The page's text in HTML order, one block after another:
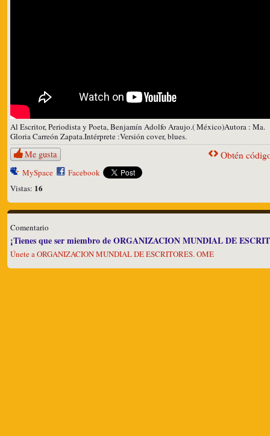
Al Escritor, Periodista y Poeta, Benjamín Adolfo Araujo.( México)Autora : Ma.
Gloria Carreón Zapata.Intérprete :Versión cover, blues.
Me gusta
MySpace
Facebook
Vistas: 16
Obtén
Comentario
¡Tienes que ser miembro de ORGANIZACION MUNDIAL DE
Únete a ORGANIZACION MUNDIAL DE ESCRITORES. OME